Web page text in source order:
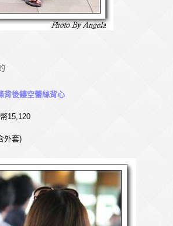
背後鏤空蕾絲背心
15,120
外套)